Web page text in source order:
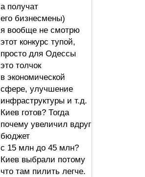
а получат
его бизнесмены)
я вообще не смотрю
этот конкурс тупой,
просто для Одессы
это толчок
в экономической
сфере, улучшение
инфраструктуры и т.д.
Киев готов? Тогда
почему увеличил вдруг
бюджет
с 15 млн до 45 млн?
Киев выбрали потому
что там пилить легче.